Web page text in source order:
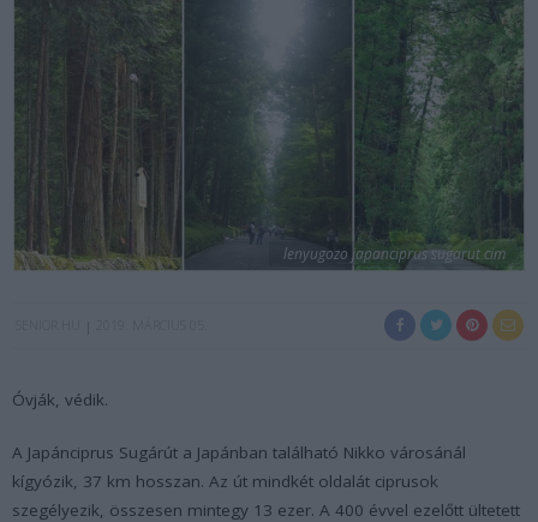
lenyugozo japanciprus sugarut cim
Óvják, védik.
A Japánciprus Sugárút a Japánban található Nikko városánál
kígyózik, 37 km hosszan. Az út mindkét oldalát ciprusok
szegélyezik, összesen mintegy 13 ezer. A 400 évvel ezelőtt ültetett